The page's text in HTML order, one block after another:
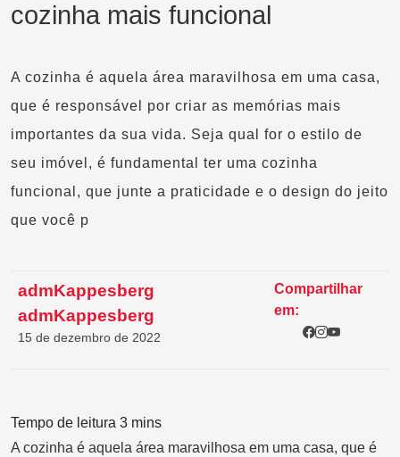
cozinha mais funcional
A cozinha é aquela área maravilhosa em uma casa,
que é responsável por criar as memórias mais
importantes da sua vida. Seja qual for o estilo de
seu imóvel, é fundamental ter uma cozinha
funcional, que junte a praticidade e o design do jeito
que você p
admKappesberg
admKappesberg
15 de dezembro de 2022
Compartilhar
em:
A cozinha é aquela área maravilhosa em uma casa, que é